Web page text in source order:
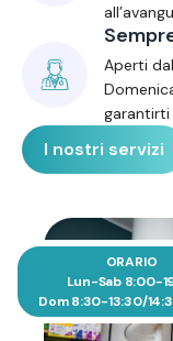
Aperti
garantirti
I nostri servizi
ORARIO
Lun-Sab 8:00-
Dom 8:30-13:30/